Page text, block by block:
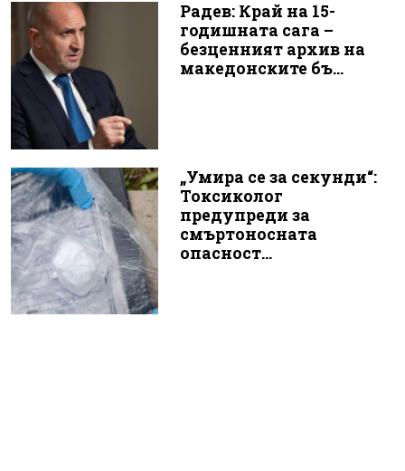
Радев: Край на 15-
годишната сага –
безценният архив на
македонските бъ...
„Умира се за секунди“:
Токсиколог
предупреди за
смъртоносната
опасност...